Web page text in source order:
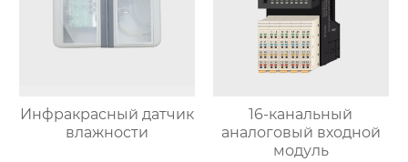
Инфракрасный датчик
влажности
16-канальный
аналоговый входной
модуль